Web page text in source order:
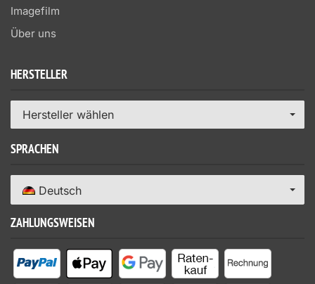
Imagefilm
Über uns
HERSTELLER
Hersteller wählen
SPRACHEN
Deutsch
ZAHLUNGSWEISEN